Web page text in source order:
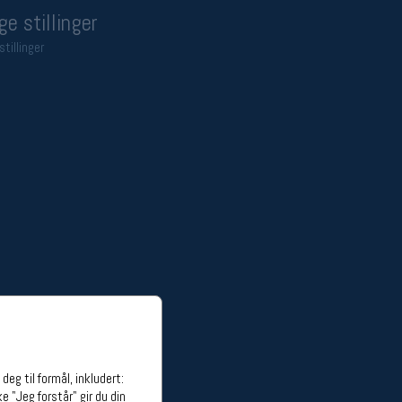
til formål, inkludert:
"Jeg forstår" gir du din
stillinger